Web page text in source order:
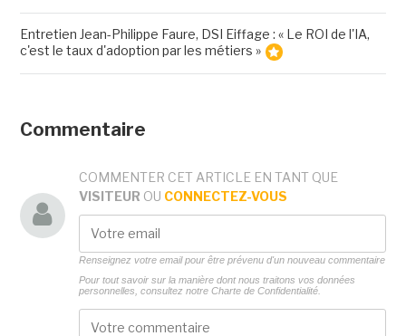
Entretien Jean-Philippe Faure, DSI Eiffage : « Le ROI de l'IA,
c'est le taux d'adoption par les métiers »
Commentaire
COMMENTER CET ARTICLE EN TANT QUE
VISITEUR OU CONNECTEZ-VOUS
Renseignez votre email pour être prévenu d'un nouveau commentaire
Pour tout savoir sur la manière dont nous traitons vos données
personnelles, consultez notre Charte de Confidentialité.